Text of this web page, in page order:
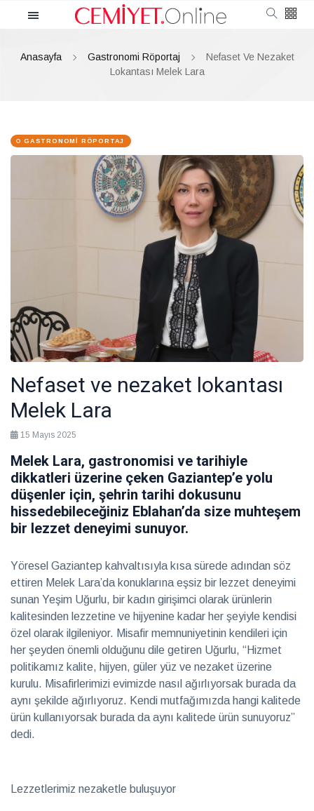
Cemiyet
Röportaj
Kültür & Sanat
Gastronomi
Sürdürülebilirlik
Benim
için
her
hasta
28
Temmuz
Ruhun
yolculuğuna
güvenli bir
eşlik
2026
Sağlık
Hayalleri
mekâna
dönüştüren
iki imza
28 Temmuz
2026
Ayntab:
Anasayfa Gastronomi Röportaj
Nefaset Ve Nezaket
Lokantası Melek Lara
GASTRONOMI RÖPORTAJ
Nefaset ve nezaket lokantası
Melek Lara
15 Mayıs 2025
Melek Lara, gastronomisi ve tarihiyle
dikkatleri üzerine çeken Gaziantep’e yolu
düşenler için, şehrin tarihi dokusunu
hissedebileceğiniz Eblahan’da size muhteşem
bir lezzet deneyimi sunuyor.
Yöresel Gaziantep kahvaltısıyla kısa sürede adından söz
ettiren Melek Lara’da konuklarına eşsiz bir lezzet deneyimi
sunan Yeşim Uğurlu, bir kadın girişimci olarak ürünlerin
kalitesinden lezzetine ve hijyenine kadar her şeyiyle kendisi
özel olarak ilgileniyor. Misafir memnuniyetinin kendileri için
her şeyden önemli olduğunu dile getiren Uğurlu, “Hizmet
politikamız kalite, hijyen, güler yüz ve nezaket üzerine
kurulu. Misafirlerimizi evimizde nasıl ağırlıyorsak burada da
aynı şekilde ağırlıyoruz. Kendi mutfağımızda hangi kalitede
ürün kullanıyorsak burada da aynı kalitede ürün sunuyoruz”
dedi.
Lezzetlerimiz nezaketle buluşuyor